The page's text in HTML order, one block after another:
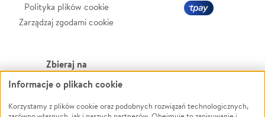
Polityka plików cookie
Zarządzaj zgodami cookie
Zbieraj na
Leczenie
Zwierzęta
Powódź
Informacje o plikach cookie
Korzystamy z plików cookie oraz podobnych rozwiązań technologicznych,